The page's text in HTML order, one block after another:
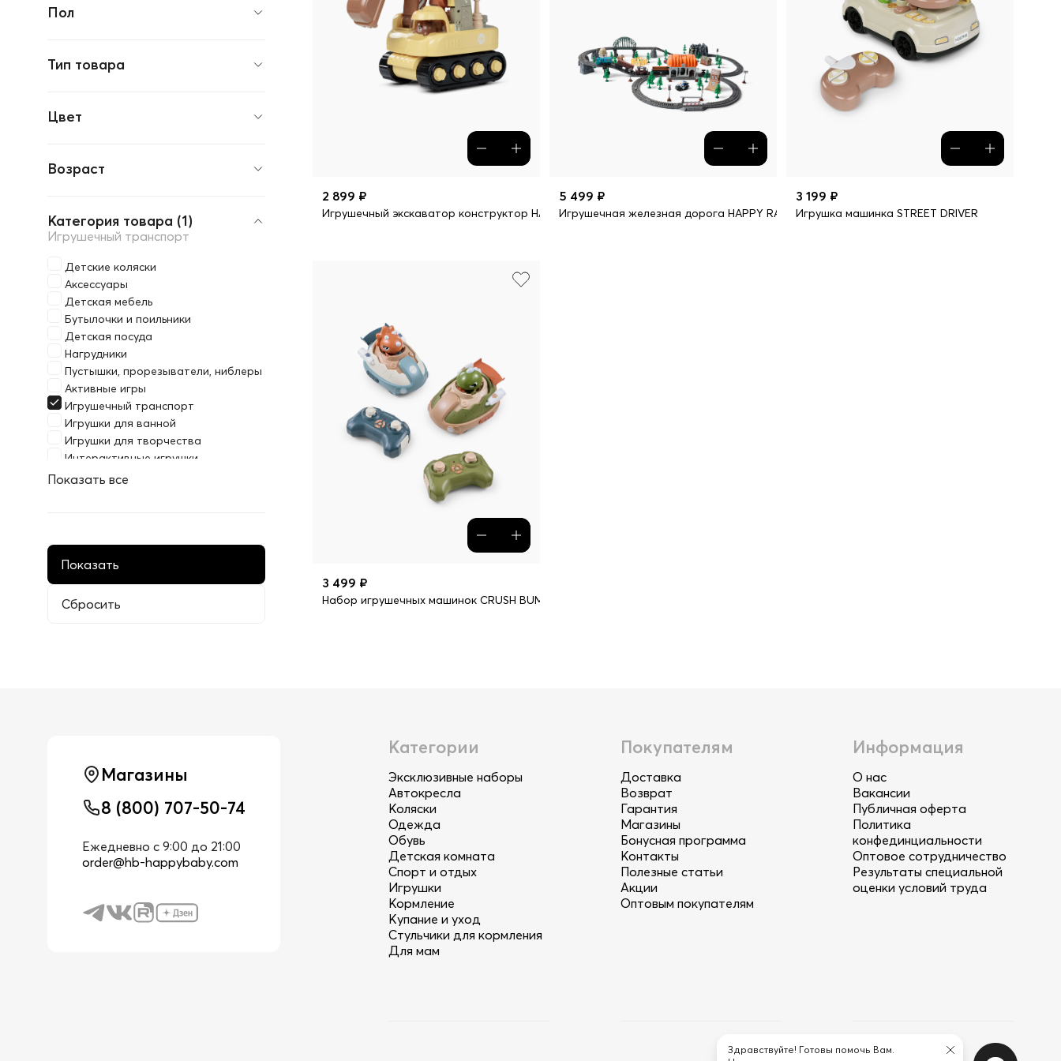
Здравствуйте! Готовы помочь Вам.
Пол
Тип товара
Цвет
Возраст
Категория товара (1)
Игрушечный транспорт
Детские коляски
Аксессуары
Детская мебель
Бутылочки и поильники
Детская посуда
Нагрудники
Пустышки, прорезыватели, ниблеры
Активные игры
Игрушечный транспорт
Игрушки для ванной
Игрушки для творчества
Интерактивные игрушки
Мягкие игрушки
Показать все
2 899 ₽
Игрушечный экскаватор конструктор HAPPY DIGGER
5 499 ₽
Игрушечная железная дорога HAPPY RAILWAY
3 199 ₽
Игрушка машинка STREET DRIVER
3 499 ₽
Набор игрушечных машинок CRUSH BUMP
Категории
Эксклюзивные наборы
Автокресла
Коляски
Одежда
Обувь
Детская комната
Спорт и отдых
Игрушки
Кормление
Купание и уход
Стульчики для кормления
Для мам
Покупателям
Доставка
Возврат
Гарантия
Магазины
Бонусная программа
Контакты
Полезные статьи
Акции
Оптовым покупателям
Информация
О нас
Вакансии
Публичная оферта
Политика
конфединциальности
Оптовое сотрудничество
Результаты специальной
оценки условий труда
Магазины
8 (800) 707-50-74
Ежедневно с 9:00 до 21:00
order@hb-happybaby.com